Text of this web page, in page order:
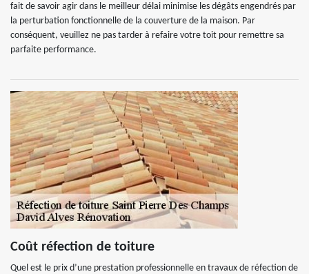
fait de savoir agir dans le meilleur délai minimise les dégâts engendrés par
la perturbation fonctionnelle de la couverture de la maison. Par
conséquent, veuillez ne pas tarder à refaire votre toit pour remettre sa
parfaite performance.
Coût réfection de toiture
Quel est le prix d’une prestation professionnelle en travaux de réfection de